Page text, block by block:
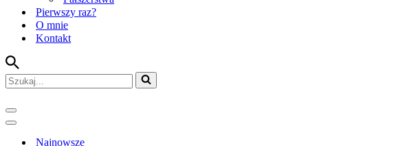
Pierwszy raz?
O mnie
Kontakt
Szukaj...
Menu
nawigacji
Menu
nawigacjiNajnowsze